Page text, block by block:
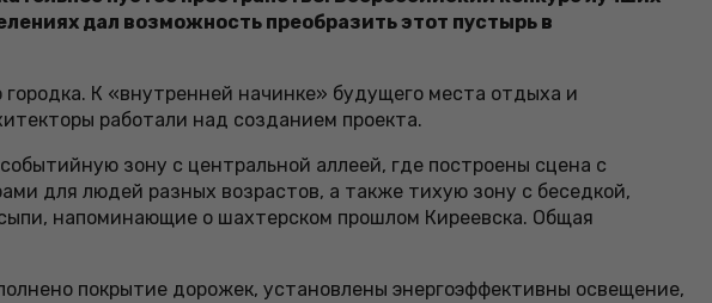
дал возможность преобразить этот пустырь в
К «внутренней начинке» будущего места отдыха и
работали над созданием проекта.
зону с центральной аллеей, где построены сцена с
для людей разных возрастов, а также тихую зону с беседкой,
напоминающие о шахтерском прошлом Киреевска. Общая
покрытие дорожек, установлены энергоэффективны освещение,